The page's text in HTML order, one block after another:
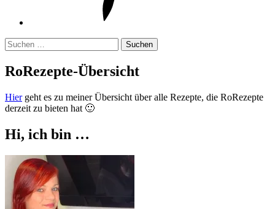
Suchen
nach:
RoRezepte-Übersicht
Hiergeht es zu meiner Übersicht über alle Rezepte, die RoRezepte
derzeit zu bieten hat 🙂
Hi, ich bin …